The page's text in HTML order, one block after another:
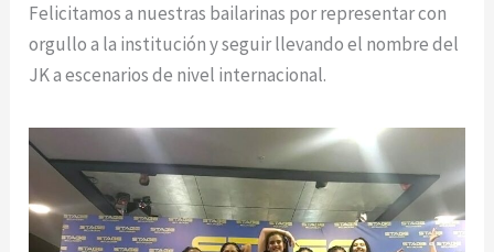
Felicitamos a nuestras bailarinas por representar con
orgullo a la institución y seguir llevando el nombre del
JK a escenarios de nivel internacional.